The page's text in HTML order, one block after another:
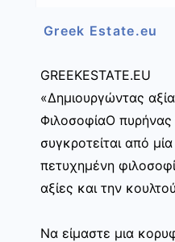
Greek Estate.eu
GREEKESTATE.EU
«Δημιουργώντας
ΦιλοσοφίαΟ πυρήνας
συγκροτείται από
πετυχημένη
αξίες και την
Να είμαστε μια